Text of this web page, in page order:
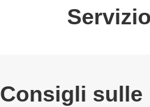
Servizio
Consigli sulle